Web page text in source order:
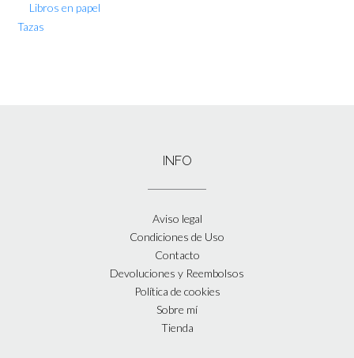
Libros en papel
Tazas
INFO
Aviso legal
Condiciones de Uso
Contacto
Devoluciones y Reembolsos
Política de cookies
Sobre mí
Tienda